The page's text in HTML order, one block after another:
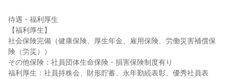
待遇・福利厚生
【福利厚生】
社会保険完備（健康保険、厚生年金、雇用保険、労働災害補償保
険（労災））
その他保険：社員団体生命保険・損害保険制度有り
福利厚生：社員持株会、財形貯蓄、永年勤続表彰、優秀社員表